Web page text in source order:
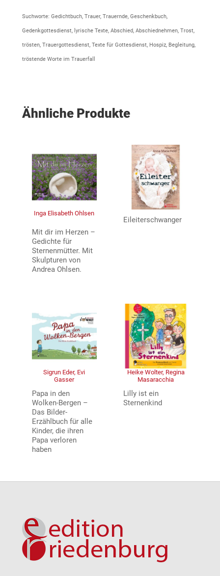
Suchworte: Gedichtbuch, Trauer, Trauernde, Geschenkbuch,
Gedenkgottesdienst, lyrische Texte, Abschied, Abschiednehmen, Trost,
trösten, Trauergottesdienst, Texte für Gottesdienst, Hospiz, Begleitung,
tröstende Worte im Trauerfall
Ähnliche Produkte
Inga Elisabeth Ohlsen
Mit dir im Herzen –
Gedichte für
Sternenmütter. Mit
Skulpturen von
Andrea Ohlsen.
Eileiterschwanger
Sigrun Eder, Evi
Gasser
Papa in den
Wolken-Bergen –
Das Bilder-
Erzählbuch für alle
Kinder, die ihren
Papa verloren
haben
Heike Wolter, Regina
Masaracchia
Lilly ist ein
Sternenkind